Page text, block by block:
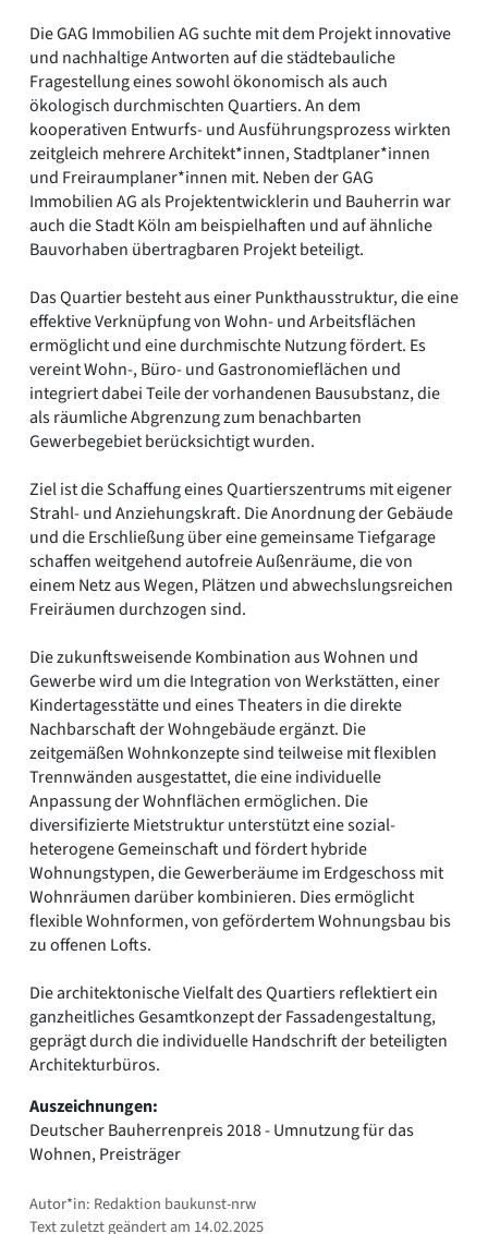
Die GAG Immobilien AG suchte mit dem Projekt innovative
und nachhaltige Antworten auf die städtebauliche
Fragestellung eines sowohl ökonomisch als auch
ökologisch durchmischten Quartiers. An dem
kooperativen Entwurfs- und Ausführungsprozess wirkten
zeitgleich mehrere Architekt*innen, Stadtplaner*innen
und Freiraumplaner*innen mit. Neben der GAG
Immobilien AG als Projektentwicklerin und Bauherrin war
auch die Stadt Köln am beispielhaften und auf ähnliche
Bauvorhaben übertragbaren Projekt beteiligt.
Das Quartier besteht aus einer Punkthausstruktur, die eine
effektive Verknüpfung von Wohn- und Arbeitsflächen
ermöglicht und eine durchmischte Nutzung fördert. Es
vereint Wohn-, Büro- und Gastronomieflächen und
integriert dabei Teile der vorhandenen Bausubstanz, die
als räumliche Abgrenzung zum benachbarten
Gewerbegebiet berücksichtigt wurden.
Ziel ist die Schaffung eines Quartierszentrums mit eigener
Strahl- und Anziehungskraft. Die Anordnung der Gebäude
und die Erschließung über eine gemeinsame Tiefgarage
schaffen weitgehend autofreie Außenräume, die von
einem Netz aus Wegen, Plätzen und abwechslungsreichen
Freiräumen durchzogen sind.
Die zukunftsweisende Kombination aus Wohnen und
Gewerbe wird um die Integration von Werkstätten, einer
Kindertagesstätte und eines Theaters in die direkte
Nachbarschaft der Wohngebäude ergänzt. Die
zeitgemäßen Wohnkonzepte sind teilweise mit flexiblen
Trennwänden ausgestattet, die eine individuelle
Anpassung der Wohnflächen ermöglichen. Die
diversifizierte Mietstruktur unterstützt eine sozial-
heterogene Gemeinschaft und fördert hybride
Wohnungstypen, die Gewerberäume im Erdgeschoss mit
Wohnräumen darüber kombinieren. Dies ermöglicht
flexible Wohnformen, von gefördertem Wohnungsbau bis
zu offenen Lofts.
Die architektonische Vielfalt des Quartiers reflektiert ein
ganzheitliches Gesamtkonzept der Fassadengestaltung,
geprägt durch die individuelle Handschrift der beteiligten
Architekturbüros.
Auszeichnungen:
Deutscher Bauherrenpreis 2018 - Umnutzung für das
Wohnen, Preisträger
Autor*in: Redaktion baukunst-nrw
Text zuletzt geändert am 14.02.2025